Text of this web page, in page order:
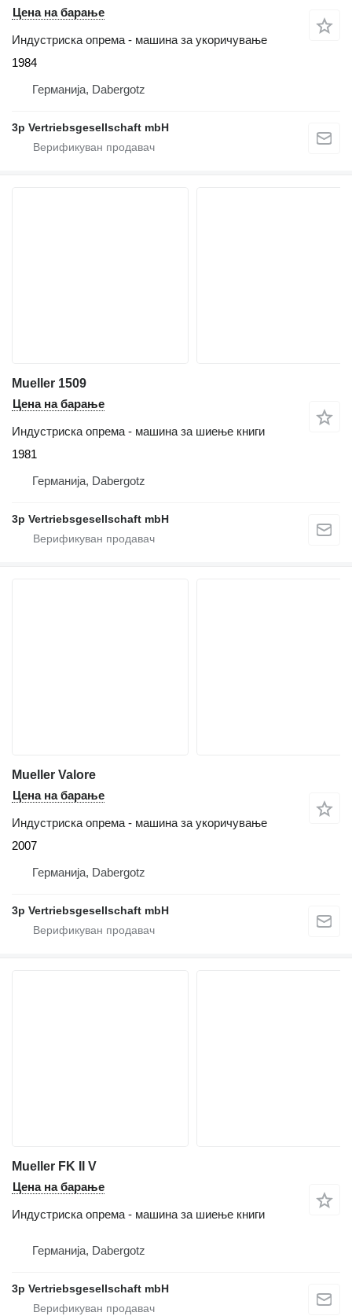
Цена на барање
Индустриска опрема - машина за укоричување
1984
Германија, Dabergotz
3p Vertriebsgesellschaft mbH
Mueller 1509
Цена на барање
Индустриска опрема - машина за шиење книги
1981
Германија, Dabergotz
3p Vertriebsgesellschaft mbH
Mueller Valore
Цена на барање
Индустриска опрема - машина за укоричување
2007
Германија, Dabergotz
3p Vertriebsgesellschaft mbH
Mueller FK II V
Цена на барање
Индустриска опрема - машина за шиење книги
Германија, Dabergotz
3p Vertriebsgesellschaft mbH